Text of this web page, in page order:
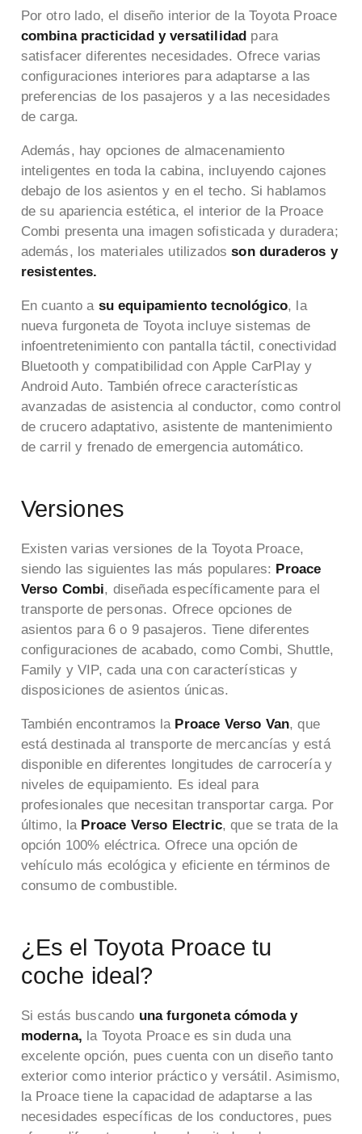
Por otro lado, el diseño interior de la Toyota Proace
combina practicidad y versatilidad para
satisfacer diferentes necesidades. Ofrece varias
configuraciones interiores para adaptarse a las
preferencias de los pasajeros y a las necesidades
de carga.
Además, hay opciones de almacenamiento
inteligentes en toda la cabina, incluyendo cajones
debajo de los asientos y en el techo. Si hablamos
de su apariencia estética, el interior de la Proace
Combi presenta una imagen sofisticada y duradera;
además, los materiales utilizadosson duraderos y
resistentes.
En cuanto a su equipamiento tecnológico, la
nueva furgoneta de Toyota incluye sistemas de
infoentretenimiento con pantalla táctil, conectividad
Bluetooth y compatibilidad con Apple CarPlay y
Android Auto. También ofrece características
avanzadas de asistencia al conductor, como control
de crucero adaptativo, asistente de mantenimiento
de carril y frenado de emergencia automático.
Versiones
Existen varias versiones de la Toyota Proace,
siendo las siguientes las más populares: Proace
Verso Combi, diseñada específicamente para el
transporte de personas. Ofrece opciones de
asientos para 6 o 9 pasajeros. Tiene diferentes
configuraciones de acabado, como Combi, Shuttle,
Family y VIP, cada una con características y
disposiciones de asientos únicas.
También encontramos la Proace Verso Van, que
está destinada al transporte de mercancías y está
disponible en diferentes longitudes de carrocería y
niveles de equipamiento. Es ideal para
profesionales que necesitan transportar carga. Por
último, la Proace Verso Electric, que se trata de la
opción 100% eléctrica. Ofrece una opción de
vehículo más ecológica y eficiente en términos de
consumo de combustible.
¿Es el Toyota Proace tu
coche ideal?
Si estás buscando una furgoneta cómoda y
moderna, la Toyota Proace es sin duda una
excelente opción, pues cuenta con un diseño tanto
exterior como interior práctico y versátil. Asimismo,
la Proace tiene la capacidad de adaptarse a las
necesidades específicas de los conductores, pues